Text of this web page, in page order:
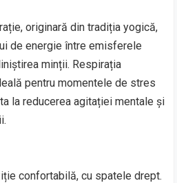
originară din tradiția yogică,
de energie între emisferele
minții. Respirația
pentru momentele de stres
la reducerea agitației mentale și
confortabilă, cu spatele drept.